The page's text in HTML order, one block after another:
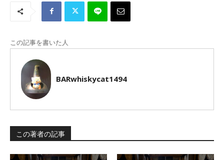
この記事を書いた人
BARwhiskycat1494
この著者の記事